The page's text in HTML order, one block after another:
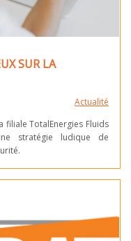
SUR LA
Actualité
filiale TotalEnergies Fluids
stratégie ludique de